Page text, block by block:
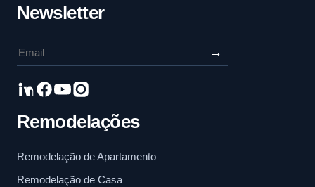
Newsletter
→
Remodelações
Remodelação de Apartamento
Remodelação de Casa